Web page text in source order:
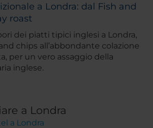
a Londra: dal Fish and
roast
dei piatti tipici inglesi a Londra,
chips all’abbondante colazione
per un vero assaggio della
inglese.
a Londra
a Londra